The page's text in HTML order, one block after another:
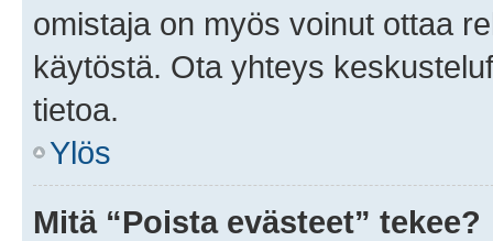
omistaja on myös voinut ottaa
käytöstä. Ota yhteys
tietoa.
Ylös
Mitä “Poista evästeet” tekee?